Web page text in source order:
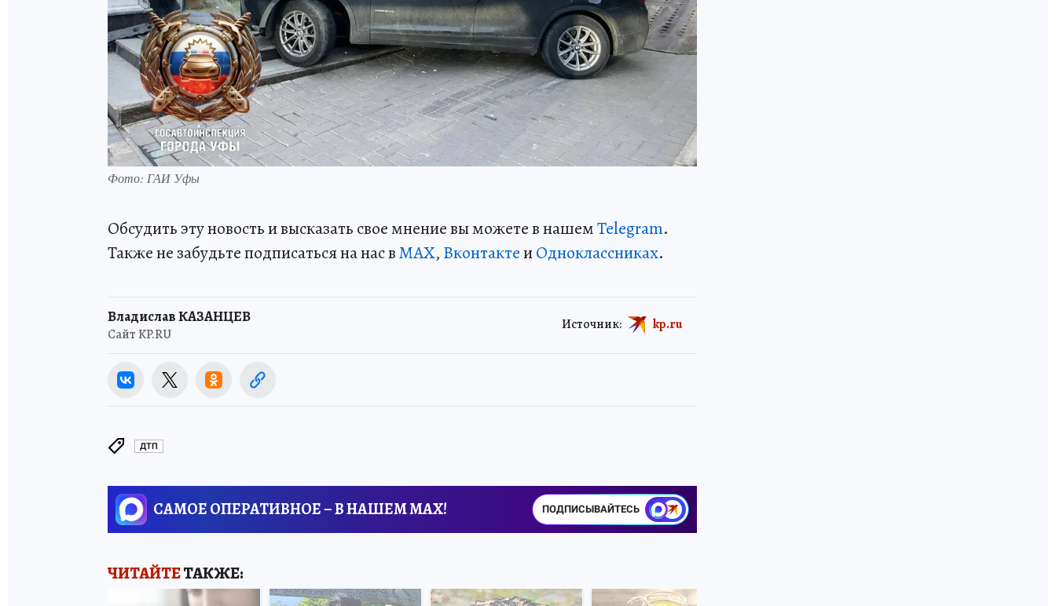
Фото: ГАИ Уфы
Обсудить эту новость и высказать свое мнение вы можете в нашемTelegram.
Также не забудьте подписаться на нас вMAX, ВконтактеиОдноклассниках.
Владислав КАЗАНЦЕВ
Сайт KP.RU
Источник: kp.ru
ДТП
САМОЕ ОПЕРАТИВНОЕ – В НАШЕМ MAX! ПОДПИСЫВАЙТЕСЬ
ЧИТАЙТЕТАКЖЕ: